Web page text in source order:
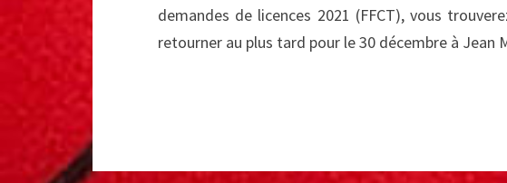
demandes de licences 2021 (FFCT), vous
retourner au plus tard pour le 30 décembre à Jean